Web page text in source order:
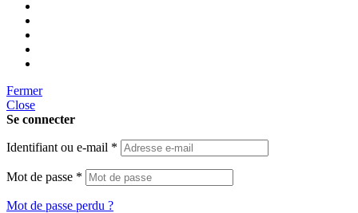
Fermer
Close
Se connecter
Identifiant ou e-mail *
Mot de passe *
Mot de passe perdu ?